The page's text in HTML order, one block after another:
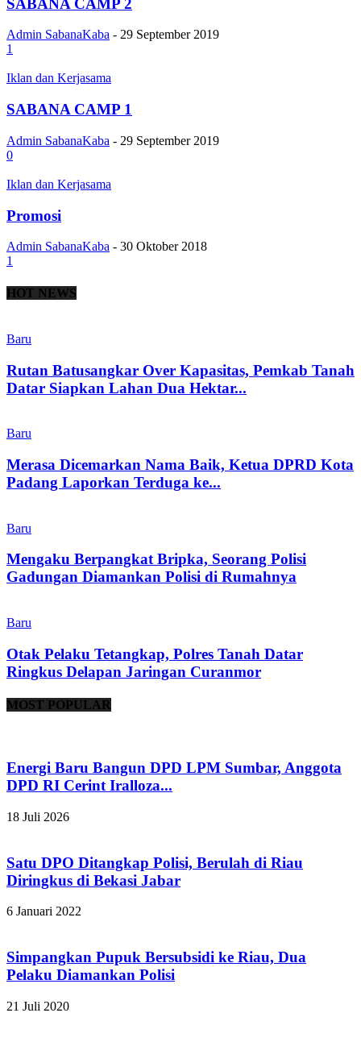
Admin SabanaKaba - 29 September 2019
1
Iklan dan Kerjasama
SABANA CAMP 1
Admin SabanaKaba - 29 September 2019
0
Iklan dan Kerjasama
Promosi
Admin SabanaKaba - 30 Oktober 2018
1
HOT NEWS
Baru
Rutan Batusangkar Over Kapasitas, Pemkab Tanah
Datar Siapkan Lahan Dua Hektar...
Baru
Merasa Dicemarkan Nama Baik, Ketua DPRD Kota
Padang Laporkan Terduga ke...
Baru
Mengaku Berpangkat Bripka, Seorang Polisi
Gadungan Diamankan Polisi di Rumahnya
Baru
Otak Pelaku Tetangkap, Polres Tanah Datar
Ringkus Delapan Jaringan Curanmor
MOST POPULAR
Energi Baru Bangun DPD LPM Sumbar, Anggota
DPD RI Cerint Iralloza...
18 Juli 2026
Satu DPO Ditangkap Polisi, Berulah di Riau
Diringkus di Bekasi Jabar
6 Januari 2022
Simpangkan Pupuk Bersubsidi ke Riau, Dua
Pelaku Diamankan Polisi
21 Juli 2020